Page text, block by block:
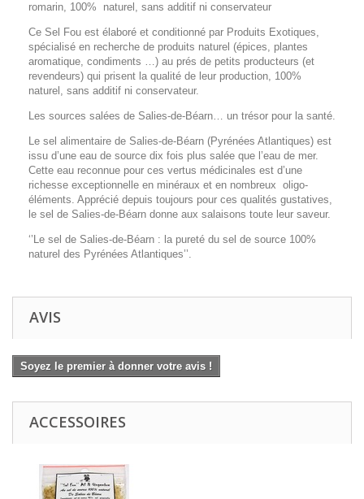
romarin, 100% naturel, sans additif ni conservateur
Ce Sel Fou est élaboré et conditionné par Produits Exotiques,
spécialisé en recherche de produits naturel (épices, plantes
aromatique, condiments …) au prés de petits producteurs (et
revendeurs) qui prisent la qualité de leur production, 100%
naturel, sans additif ni conservateur.
Les sources salées de Salies-de-Béarn… un trésor pour la santé.
Le sel alimentaire de Salies-de-Béarn (Pyrénées Atlantiques) est
issu d’une eau de source dix fois plus salée que l’eau de mer.
Cette eau reconnue pour ces vertus médicinales est d’une
richesse exceptionnelle en minéraux et en nombreux oligo-
éléments. Apprécié depuis toujours pour ces qualités gustatives,
le sel de Salies-de-Béarn donne aux salaisons toute leur saveur.
‘’Le sel de Salies-de-Béarn : la pureté du sel de source 100%
naturel des Pyrénées Atlantiques’’.
AVIS
Soyez le premier à donner votre avis !
ACCESSOIRES